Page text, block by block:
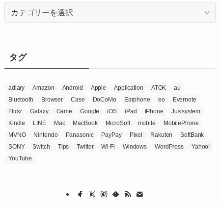
ータグ
adiary Amazon Android Apple Application ATOK
au
Bluetooth
Browser Case DoCoMo Earphone eo
Evernote
Flickr
Galaxy Game Google iOS iPad iPhone
Justsystem
Kindle
LINE Mac MacBook MicroSoft mobile
MobilePhone
MVNO
Nintendo Panasonic PayPay Pixel Rakuten
SoftBank
SONY
Switch Tips Twitter Wi-Fi Windows WordPress
Yahoo!
YouTube